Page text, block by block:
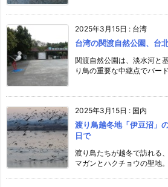
2025年3月15日 : 台湾
台湾の関渡自然公園、台
関渡自然公園は、淡水河と
り鳥の重要な中継点でバー
2025年3月15日 : 国内
渡り鳥越冬地「伊豆沼」
日で
渡り鳥たちが越冬で訪れる
マガンとハクチョウの聖地